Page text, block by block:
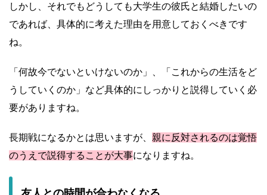
しかし、それでもどうしても大学生の彼氏と結婚したいの
であれば、具体的に考えた理由を用意しておくべきです
ね。
「何故今でないといけないのか」、「これからの生活をど
うしていくのか」など具体的にしっかりと説得していく必
要がありますね。
長期戦になるかとは思いますが、 親に反対されるのは覚悟
のうえで説得することが大事になりますね。